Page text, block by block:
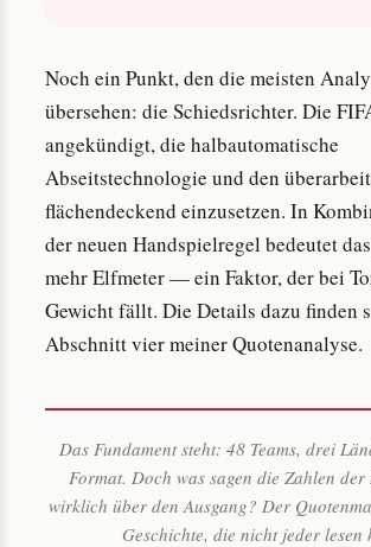
Noch ein Punkt, den die meisten
übersehen: die Schiedsrichter. Die
angekündigt, die halbautomatische
Abseitstechnologie und den
flächendeckend einzusetzen. In
der neuen Handspielregel bedeutet
mehr Elfmeter — ein Faktor, der bei
Gewicht fällt. Die Details dazu finden
Abschnitt vier meiner Quotenanalyse.
Das Fundament steht: 48 Teams, drei
Format. Doch was sagen die Zahlen
wirklich über den Ausgang? Der
Geschichte, die nicht jeder lesen